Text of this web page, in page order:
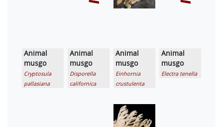
Animal
musgo
Cryptosula
pallasiana
Animal
musgo
Disporella
californica
Animal
musgo
Einhornia
crustulenta
Animal
musgo
Electra tenella